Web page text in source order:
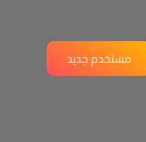
مستخدم جديد